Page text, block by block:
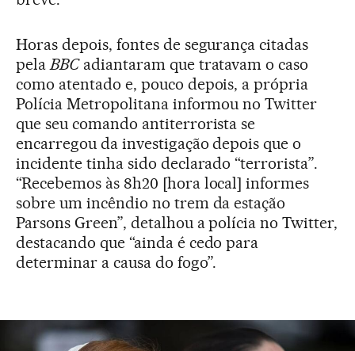
Horas depois, fontes de segurança citadas
pela BBCadiantaram que tratavam o caso
como atentado e, pouco depois, a própria
Polícia Metropolitana informou no Twitter
que seu comando antiterrorista se
encarregou da investigação depois que o
incidente tinha sido declarado “terrorista”.
“Recebemos às 8h20 [hora local] informes
sobre um incêndio no trem da estação
Parsons Green”, detalhou a polícia no Twitter,
destacando que “ainda é cedo para
determinar a causa do fogo”.